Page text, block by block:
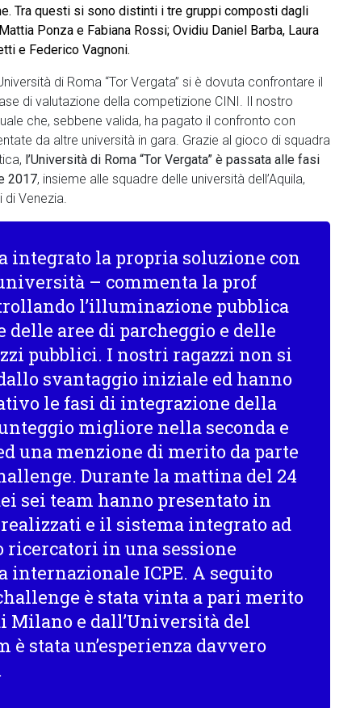
Tra questi si sono distinti i tre gruppi composti dagli
Ponza e Fabiana Rossi; Ovidiu Daniel Barba, Laura
e Federico Vagnoni.
di Roma “Tor Vergata” si è dovuta confrontare il
di valutazione della competizione CINI. Il nostro
che, sebbene valida, ha pagato il confronto con
da altre università in gara. Grazie al gioco di squadra
l’Università di Roma “Tor Vergata” è passata alle fasi
2017, insieme alle squadre delle università dell’Aquila,
di Venezia.
integrato la propria soluzione con
– commenta la prof
l’illuminazione pubblica
aree di parcheggio e delle
pubblici. I nostri ragazzi non si
svantaggio iniziale ed hanno
le fasi di integrazione della
migliore nella seconda e
una menzione di merito da parte
Durante la mattina del 24
sei team hanno presentato in
e il sistema integrato ad
ricercatori in una sessione
internazionale ICPE. A seguito
è stata vinta a pari merito
Milano e dall’Università del
è stata un’esperienza davvero